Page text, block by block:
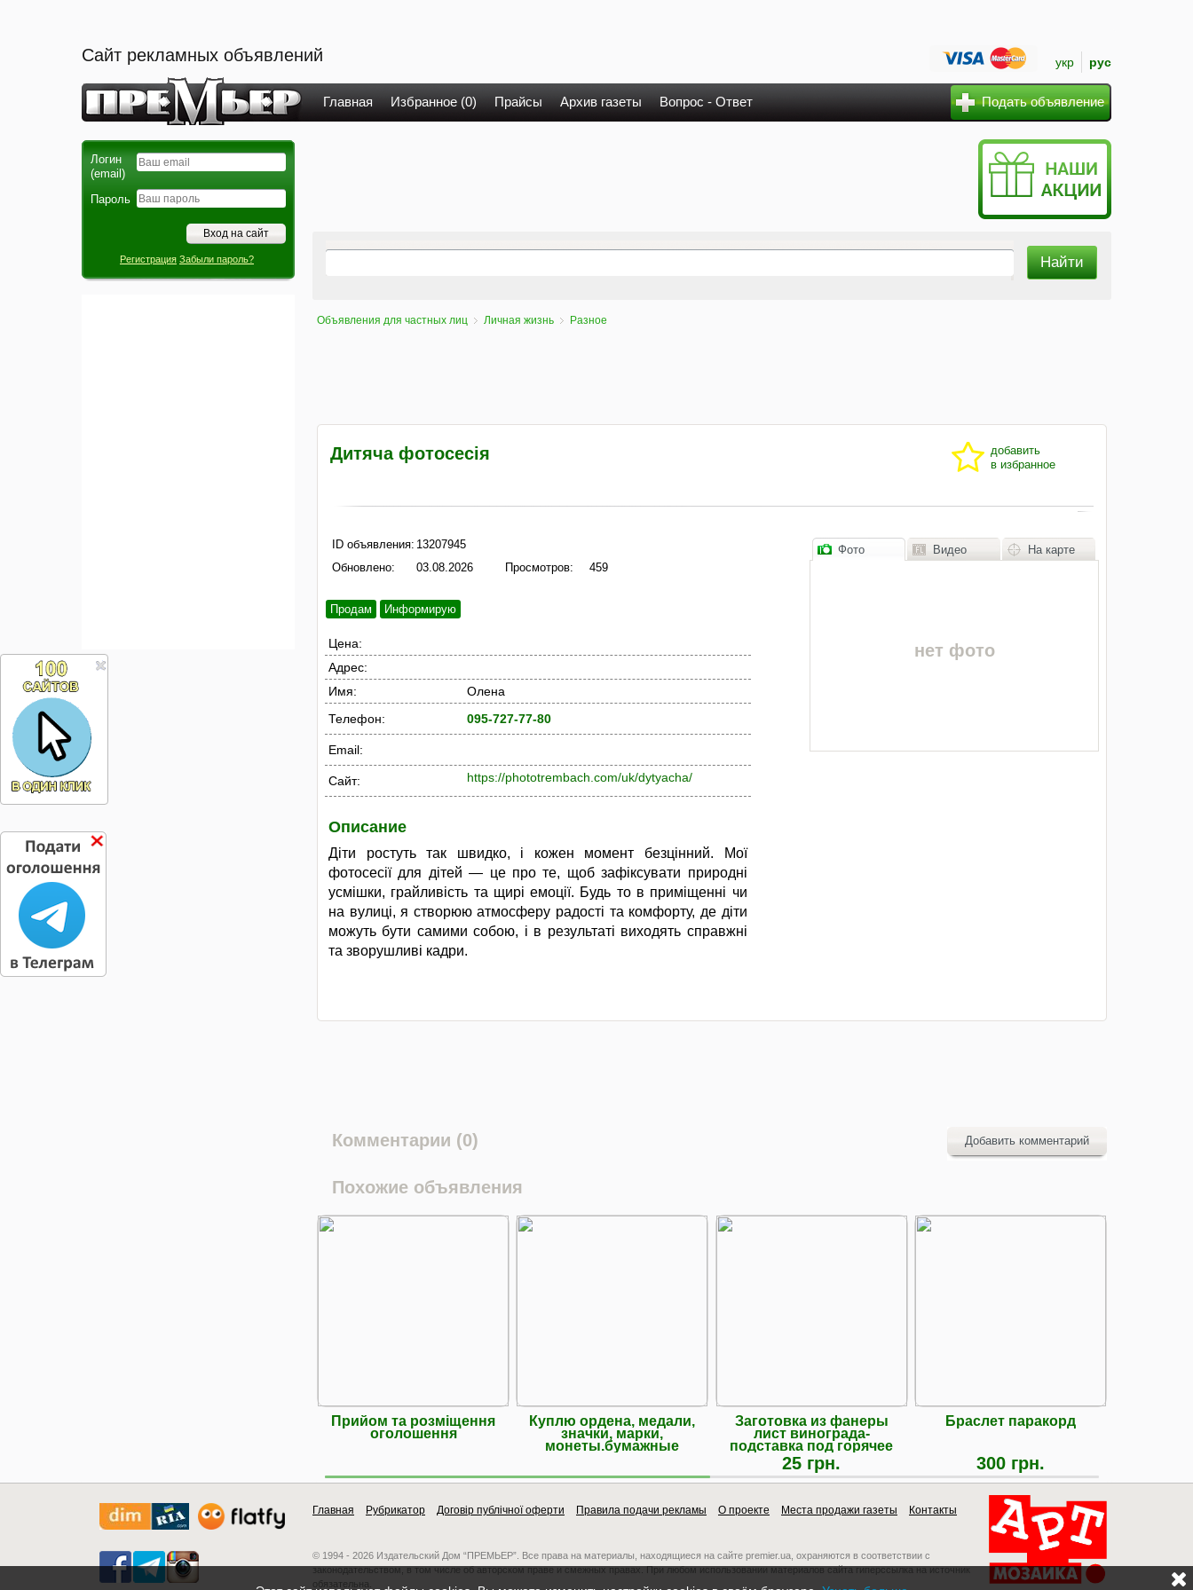
Сайт рекламных объявлений укр рус
Главная Избранное (0) Прайсы Архив газеты Вопрос - Ответ Подать объявление
Логин
(email)
Пароль
Регистрация Забыли пароль?
Объявления для частных лиц Личная жизнь Разное
Дитяча фотосесія
добавить
в избранное
ID объявления: 13207945
Обновлено:
03.08.2026 Просмотров: 459
Продам Информирую
Цена:
Адрес:
Имя:
Олена
Телефон:
095-727-77-80
Email:
Сайт: https://phototrembach.com/uk/dytyacha/
Описание
Діти ростуть так швидко, і кожен момент безцінний. Мої
фотосесії для дітей — це про те, щоб зафіксувати природні
усмішки, грайливість та щирі емоції. Будь то в приміщенні чи
на вулиці, я створюю атмосферу радості та комфорту, де діти
можуть бути самими собою, і в результаті виходять справжні
та зворушливі кадри.
Фото Видео На карте
нет фото
Комментарии (0) Добавить комментарий
Похожие объявления
Прийом та розміщення
оголошення
Куплю ордена, медали,
значки, марки,
монеты.бумажные
Заготовка из фанеры
лист винограда-
подставка под горячее
25 грн.
Браслет паракорд
300 грн.
Главная Рубрикатор Договір публічної оферти Правила подачи рекламы О проекте Места продажи газеты Контакты
© 1994 - 2026 Издательский Дом “ПРЕМЬЕР”. Все права на материалы, находящиеся на сайте premier.ua, охраняются в соответствии с
законодательством, в том числе об авторском праве и смежных правах. При любом использовании материалов сайта гиперссылка на источник
обязательна.